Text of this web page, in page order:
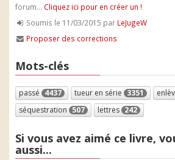
forum... Cliquez ici pour en créer un !
Soumis le 11/03/2015 par LeJugeW
Proposer des corrections
Mots-clés
passé 4437 tueur en série 3351
séquestration 507 lettres 242
Si vous avez aimé ce livre,
aussi...